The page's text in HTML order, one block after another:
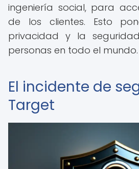
ingeniería social, para
de los clientes. Esto
privacidad y la
personas en todo el mundo.
El incidente de
Target